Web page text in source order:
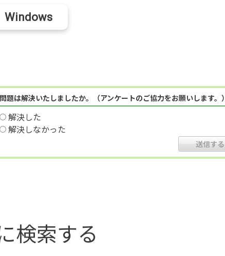
Windows
問題は解決いたしましたか。（アンケートのご協力をお願いします。）
解決した
解決しなかった